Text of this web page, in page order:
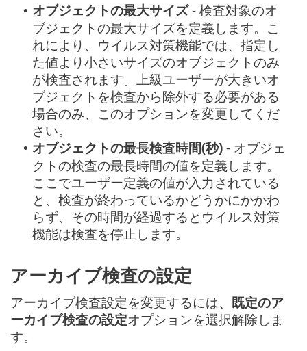
• オブジェクトの最大サイズ- 検査対象のオ
ブジェクトの最大サイズを定義します。こ
れにより、ウイルス対策機能では、指定し
た値より小さいサイズのオブジェクトのみ
が検査されます。上級ユーザーが大きいオ
ブジェクトを検査から除外する必要がある
場合のみ、このオプションを変更してくだ
さい。
• オブジェクトの最長検査時間(秒) - オブジェ
クトの検査の最長時間の値を定義します。
ここでユーザー定義の値が入力されている
と、検査が終わっているかどうかにかかわ
らず、その時間が経過するとウイルス対策
機能は検査を停止します。
アーカイブ検査の設定
アーカイブ検査設定を変更するには、 既定のア
ーカイブ検査の設定オプションを選択解除しま
す。